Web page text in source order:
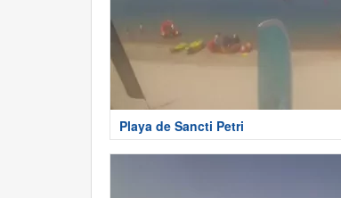
Playa de Sancti Petri